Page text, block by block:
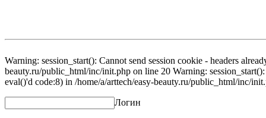
Warning: session_start(): Cannot send session cookie - headers
beauty.ru/public_html/inc/init.php on line 20 Warning:
eval()'d code:8) in /home/a/arttech/easy-beauty.ru/public_html/inc/
Логин